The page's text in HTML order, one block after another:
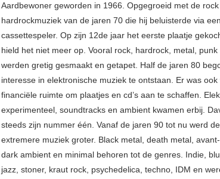
Aardbewoner geworden in 1966. Opgegroeid met de rock
hardrockmuziek van de jaren 70 die hij beluisterde via
cassettespeler. Op zijn 12de jaar het eerste plaatje
hield het niet meer op. Vooral rock, hardrock, metal,
werden gretig gesmaakt en getapet. Half de jaren 80
interesse in elektronische muziek te ontstaan. Er was
financiële ruimte om plaatjes en cd’s aan te schaffen.
experimenteel, soundtracks en ambient kwamen erbij.
steeds zijn nummer één. Vanaf de jaren 90 tot nu werd
extremere muziek groter. Black metal, death metal,
dark ambient en minimal behoren tot de genres. Indie,
jazz, stoner, kraut rock, psychedelica, techno, IDM en